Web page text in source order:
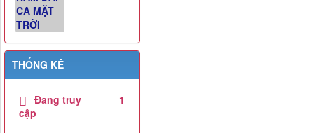
THỐNG KÊ
Đang truy
cập
1